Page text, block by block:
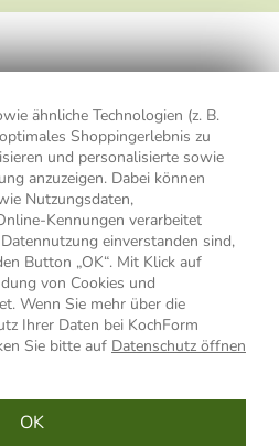
ähnliche Technologien (z. B.
Shoppingerlebnis zu
und personalisierte sowie
anzuzeigen. Dabei können
Nutzungsdaten,
Kennungen verarbeitet
einverstanden sind,
Button „OK“. Mit Klick auf
von Cookies und
Wenn Sie mehr über die
Ihrer Daten bei KochForm
Sie bitte auf Datenschutz öffnen
OK
Person geklickt hat. Diese
E-Mail- Adresse für Werbezwecke
für die Zukunft widerrufen, indem ich
des Newsletters anklicke oder die
deaktiviere. Die
AGB
Widerrufsformular
widerrufen
bis 49,90 € Bestellwert zzgl.
inkl.Versandkosteninnerhalb